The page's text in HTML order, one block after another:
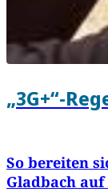
„3G+“-
So bereiten
Gladbach